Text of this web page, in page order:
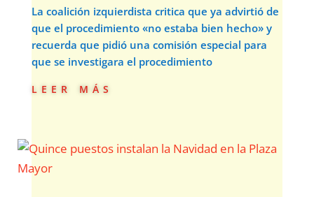
La coalición izquierdista critica que ya advirtió de
que el procedimiento «no estaba bien hecho» y
recuerda que pidió una comisión especial para
que se investigara el procedimiento
leer más